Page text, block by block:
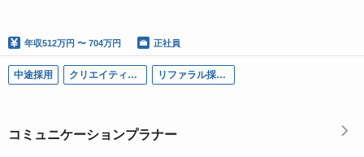
年収512万円 〜 704万円 正社員
中途採用 クリエイティブ職 リファラル採用可
コミュニケーションプラナー